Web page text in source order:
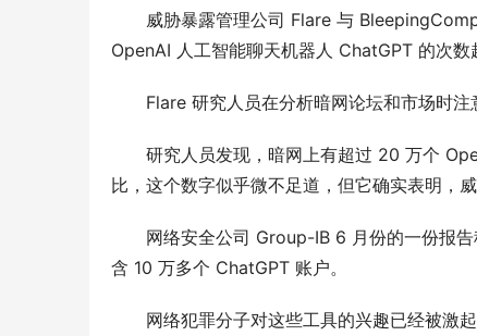
威胁暴露管理公司 Flare 与
OpenAI 人工智能聊天机器人 ChatGPT 的次数
Flare 研究人员在分析暗网论坛和市场时
研究人员发现，暗网上有超过 20 万个
比，这个数字似乎微不足道，但它确实表明，
网络安全公司 Group-IB 6 月份的一份报
含 10 万多个 ChatGPT 账户。
网络犯罪分子对这些工具的兴趣已经被激